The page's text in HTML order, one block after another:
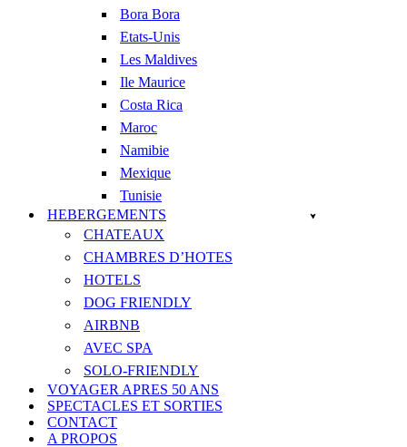
Bora Bora
Etats-Unis
Les Maldives
Ile Maurice
Costa Rica
Maroc
Namibie
Mexique
Tunisie
HEBERGEMENTS
CHATEAUX
CHAMBRES D’HOTES
HOTELS
DOG FRIENDLY
AIRBNB
AVEC SPA
SOLO-FRIENDLY
VOYAGER APRES 50 ANS
SPECTACLES ET SORTIES
CONTACT
A PROPOS